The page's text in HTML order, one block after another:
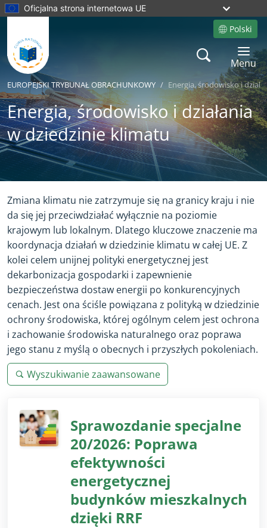
Oficjalna strona internetowa UE
Polski
Site language
Search
Toggle
Menu
EUROPEJSKI TRYBUNAŁ OBRACHUNKOWY Energia, środowisko i
Energia, środowisko i działania
w dziedzinie klimatu
Zmiana klimatu nie zatrzymuje się na granicy kraju i nie
da się jej przeciwdziałać wyłącznie na poziomie
krajowym lub lokalnym. Dlatego kluczowe znaczenie ma
koordynacja działań w dziedzinie klimatu w całej UE. Z
kolei celem unijnej polityki energetycznej jest
dekarbonizacja gospodarki i zapewnienie
bezpieczeństwa dostaw energii po konkurencyjnych
cenach. Jest ona ściśle powiązana z polityką w dziedzinie
ochrony środowiska, której ogólnym celem jest ochrona
i zachowanie środowiska naturalnego oraz poprawa
jego stanu z myślą o obecnych i przyszłych pokoleniach.
Wyszukiwanie zaawansowane
Sprawozdanie specjalne
20/2026: Poprawa
efektywności
energetycznej
budynków mieszkalnych
dzięki RRF